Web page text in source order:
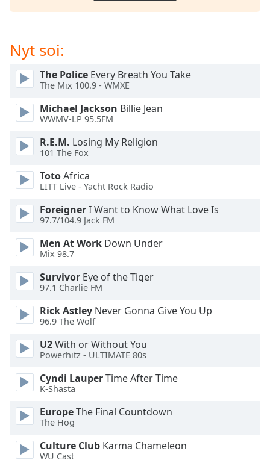
will
cancel
and
close
window.
Text
Color
Opacity
Text
Background
Color
Opacity
Caption
Background
Color
Opacity
Size
Nyt soi:
The Police Every Breath You Take
The Mix 100.9 - WMXE
Michael Jackson Billie Jean
WWMV-LP 95.5FM
R.E.M. Losing My Religion
101 The Fox
TotoAfrica
LITT Live - Yacht Rock Radio
ForeignerI Want to Know What Love Is
97.7/104.9 Jack FM
Men At Work Down Under
Mix 98.7
Survivor Eye of the Tiger
97.1 Charlie FM
Rick Astley Never Gonna Give You Up
96.9 The Wolf
U2With or Without You
Powerhitz - ULTIMATE 80s
Cyndi LauperTime After Time
K-Shasta
EuropeThe Final Countdown
The Hog
Culture Club Karma Chameleon
WU Cast